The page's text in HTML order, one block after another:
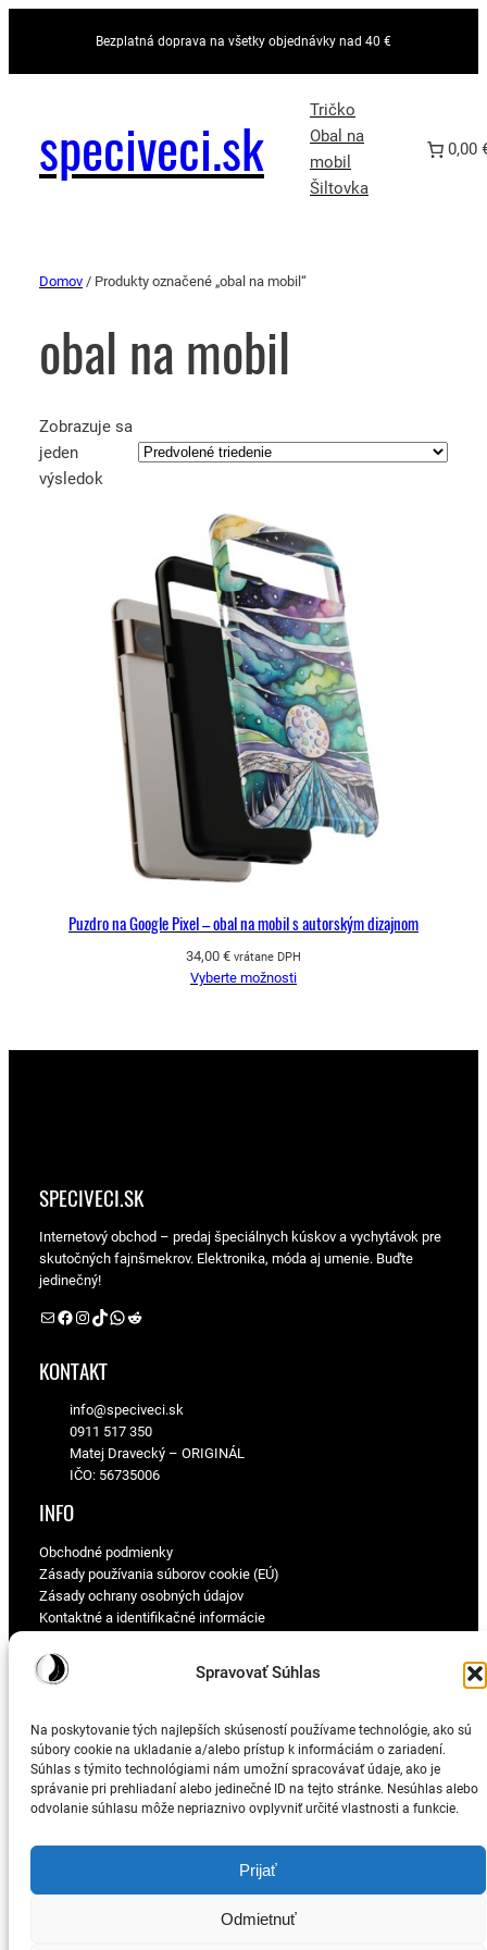
Spravovať Súhlas
Na poskytovanie tých najlepších skúseností používame technológie, ako sú
súbory cookie na ukladanie a/alebo prístup k informáciám o zariadení.
Súhlas s týmito technológiami nám umožní spracovávať údaje, ako je
správanie pri prehliadaní alebo jedinečné ID na tejto stránke. Nesúhlas alebo
odvolanie súhlasu môže nepriaznivo ovplyvniť určité vlastnosti a funkcie.
Prijať
Odmietnuť
Bezplatná doprava na všetky objednávky nad 40 €
speciveci.sk
Tričko
Obal na
mobil
Šiltovka
0,00
Domov / Produkty označené „obal na mobil“
obal na mobil
Zobrazuje sa
jeden
výsledok
Puzdro na Google Pixel – obal na mobil s autorským dizajnom
34,00 € vrátane DPH
Vyberte možnosti
SPECIVECI.SK
Internetový obchod – predaj špeciálnych kúskov a vychytávok pre
skutočných fajnšmekrov. Elektronika, móda aj umenie. Buďte
jedinečný!
Facebook Matej Dravecký Facebook speciveci.sk Instagram speciveci.sk Tik Tok speciveci.sk WhatsApp speciveci.sk Reddit Matej Dravecký
KONTAKT
info@speciveci.sk
0911 517 350
Matej Dravecký – ORIGINÁL
IČO: 56735006
INFO
Obchodné podmienky
Zásady používania súborov cookie (EÚ)
Zásady ochrany osobných údajov
Kontaktné a identifikačné informácie
PRE TEBA
O čo kurva ide?